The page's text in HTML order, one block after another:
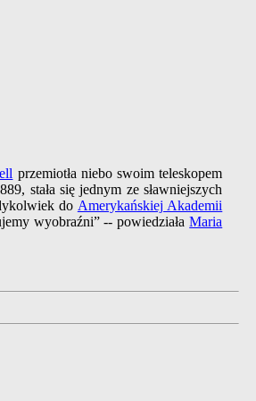
przemiotła niebo swoim teleskopem
stała się jednym ze sławniejszych
do Amerykańskiej Akademii
wyobraźni” -- powiedziałaMaria